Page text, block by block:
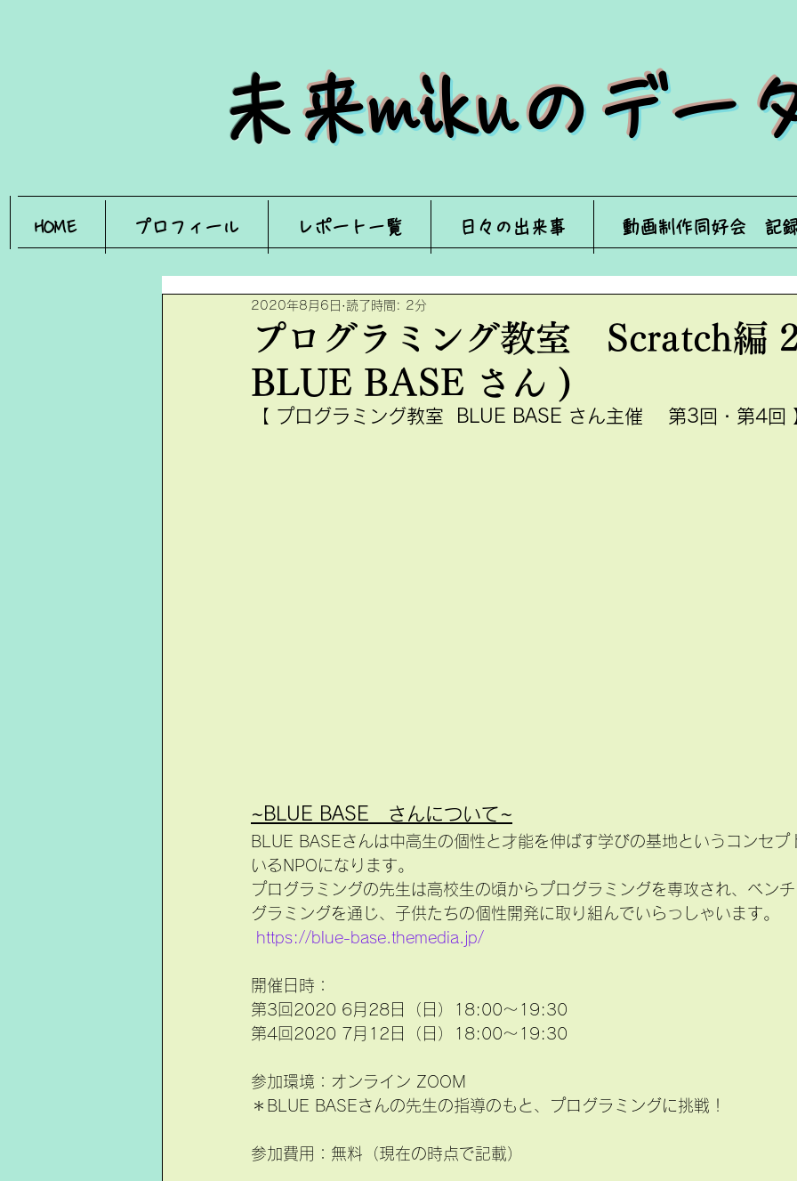
​未来mikuのデー
HOME プロフィール レポート一覧 日々の出来事 動画制作同好会 記
プログラミング教室 Scratch
BLUE BASE さん )
2020年8月6日 読了時間: 2分
【 プログラミング教室  BLUE BASE さん主催 　第3回・第4回
~BLUE BASE　さんについて~
BLUE BASEさんは中高生の個性と才能を伸ばす学びの基地というコンセプ
いるNPOになります。
プログラミングの先生は高校生の頃からプログラミングを専攻され、ベン
グラミングを通じ、子供たちの個性開発に取り組んでいらっしゃいます。
https://blue-base.themedia.jp/
開催日時：
第3回2020 6月28日（日）18:00〜19:30
第4回2020 7月12日（日）18:00〜19:30
参加環境：オンライン ZOOM
＊BLUE BASEさんの先生の指導のもと、プログラミングに挑戦！
参加費用：無料（現在の時点で記載）